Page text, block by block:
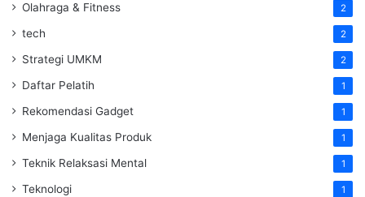
Olahraga & Fitness 2
tech 2
Strategi UMKM 2
Daftar Pelatih 1
Rekomendasi Gadget 1
Menjaga Kualitas Produk 1
Teknik Relaksasi Mental 1
Teknologi 1